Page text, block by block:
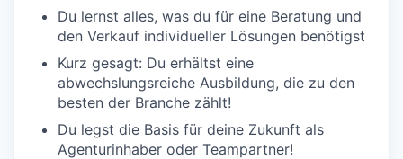
Du lernst alles, was du für eine Beratung und
den Verkauf individueller Lösungen benötigst
Kurz gesagt: Du erhältst eine
abwechslungsreiche Ausbildung, die zu den
besten der Branche zählt!
Du legst die Basis für deine Zukunft als
Agenturinhaber oder Teampartner!